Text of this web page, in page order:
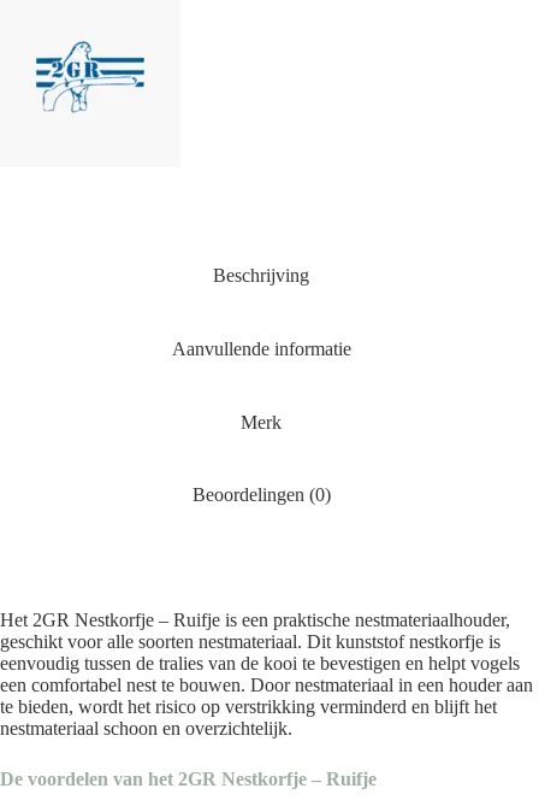
Beschrijving
Aanvullende informatie
Merk
Beoordelingen (0)
Het 2GR Nestkorfje – Ruifje is een praktische nestmateriaalhouder,
geschikt voor alle soorten nestmateriaal. Dit kunststof nestkorfje is
eenvoudig tussen de tralies van de kooi te bevestigen en helpt vogels
een comfortabel nest te bouwen. Door nestmateriaal in een houder aan
te bieden, wordt het risico op verstrikking verminderd en blijft het
nestmateriaal schoon en overzichtelijk.
De voordelen van het 2GR Nestkorfje – Ruifje